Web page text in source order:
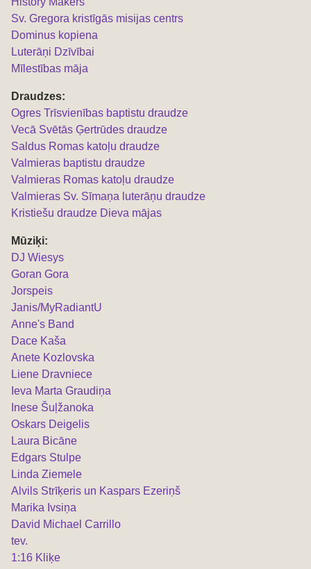
Sv. Gregora kristīgās misijas centrs
Dominus kopiena
Luterāņi Dzīvībai
Mīlestības māja
Draudzes:
Ogres Trīsvienības baptistu draudze
Vecā Svētās Ģertrūdes draudze
Saldus Romas katoļu draudze
Valmieras baptistu draudze
Valmieras Romas katoļu draudze
Valmieras Sv. Sīmaņa luterāņu draudze
Kristiešu draudze Dieva mājas
Mūziķi:
DJ Wiesys
Goran Gora
Jorspeis
Janis/MyRadiantU
Anne's Band
Dace Kaša
Anete Kozlovska
Liene Dravniece
Ieva Marta Graudiņa
Inese Šuļžanoka
Oskars Deigelis
Laura Bicāne
Edgars Stulpe
Linda Ziemele
Alvils Strīķeris un Kaspars Ezeriņš
Marika Ivsiņa
David Michael Carrillo
tev.
1:16 Kliķe